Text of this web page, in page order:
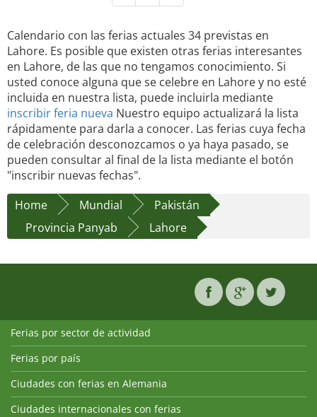
Calendario con las ferias actuales 34 previstas en
Lahore. Es posible que existen otras ferias interesantes
en Lahore, de las que no tengamos conocimiento. Si
usted conoce alguna que se celebre en Lahore y no esté
incluida en nuestra lista, puede incluirla mediante
inscribir feria nueva Nuestro equipo actualizará la lista
rápidamente para darla a conocer. Las ferias cuya fecha
de celebración desconozcamos o ya haya pasado, se
pueden consultar al final de la lista mediante el botón
"inscribir nuevas fechas".
Home
Mundial
Pakistán
Provincia Panyab
Lahore
Ferias por sector de actividad
Ferias por país
Ciudades con ferias en Alemania
Ciudades internacionales con ferias